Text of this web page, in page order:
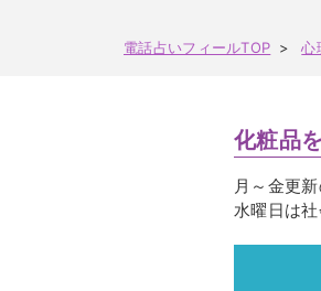
電話占いフィールTOP 心
化粧品
月～金更
水曜日は